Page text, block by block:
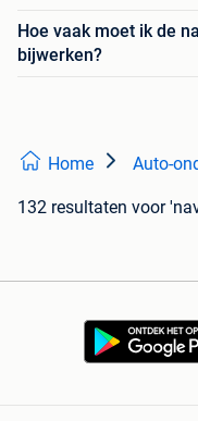
Hoe vaak moet ik de
bijwerken?
Home Auto-
132 resultaten voor